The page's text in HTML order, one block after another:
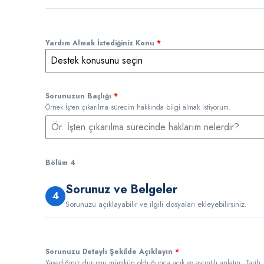
Yardım Almak İstediğiniz Konu *
Destek konusunu seçin
Sorunuzun Başlığı *
Örnek İşten çıkarılma sürecim hakkında bilgi almak istiyorum.
Bölüm 4
4 Sorunuz ve Belgeler
Sorunuzu açıklayabilir ve ilgili dosyaları ekleyebilirsiniz.
Sorunuzu Detaylı Şekilde Açıklayın *